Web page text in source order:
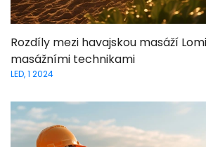
Rozdíly mezi havajskou masáží
masážními technikami
LED, 1 2024